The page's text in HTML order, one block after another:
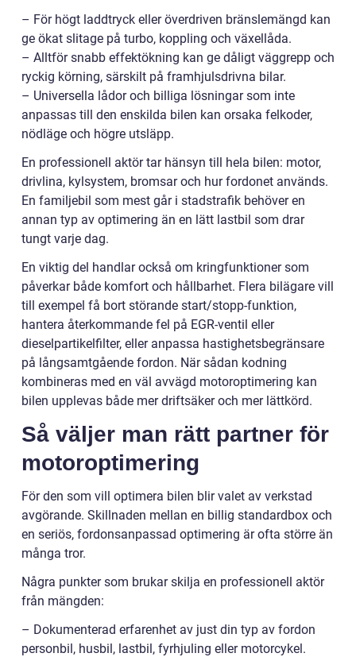
– För högt laddtryck eller överdriven bränslemängd kan
ge ökat slitage på turbo, koppling och växellåda.
– Alltför snabb effektökning kan ge dåligt väggrepp och
ryckig körning, särskilt på framhjulsdrivna bilar.
– Universella lådor och billiga lösningar som inte
anpassas till den enskilda bilen kan orsaka felkoder,
nödläge och högre utsläpp.
En professionell aktör tar hänsyn till hela bilen: motor,
drivlina, kylsystem, bromsar och hur fordonet används.
En familjebil som mest går i stadstrafik behöver en
annan typ av optimering än en lätt lastbil som drar
tungt varje dag.
En viktig del handlar också om kringfunktioner som
påverkar både komfort och hållbarhet. Flera bilägare vill
till exempel få bort störande start/stopp-funktion,
hantera återkommande fel på EGR-ventil eller
dieselpartikelfilter, eller anpassa hastighetsbegränsare
på långsamtgående fordon. När sådan kodning
kombineras med en väl avvägd motoroptimering kan
bilen upplevas både mer driftsäker och mer lättkörd.
Så väljer man rätt partner för
motoroptimering
För den som vill optimera bilen blir valet av verkstad
avgörande. Skillnaden mellan en billig standardbox och
en seriös, fordonsanpassad optimering är ofta större än
många tror.
Några punkter som brukar skilja en professionell aktör
från mängden:
– Dokumenterad erfarenhet av just din typ av fordon
personbil, husbil, lastbil, fyrhjuling eller motorcykel.